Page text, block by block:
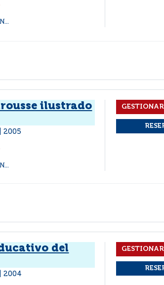
ilustrado
2005
del
2004